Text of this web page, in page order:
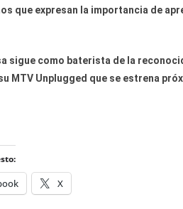
que expresan la importancia de
sigue como baterista de la
MTV Unplugged que se estrena
X